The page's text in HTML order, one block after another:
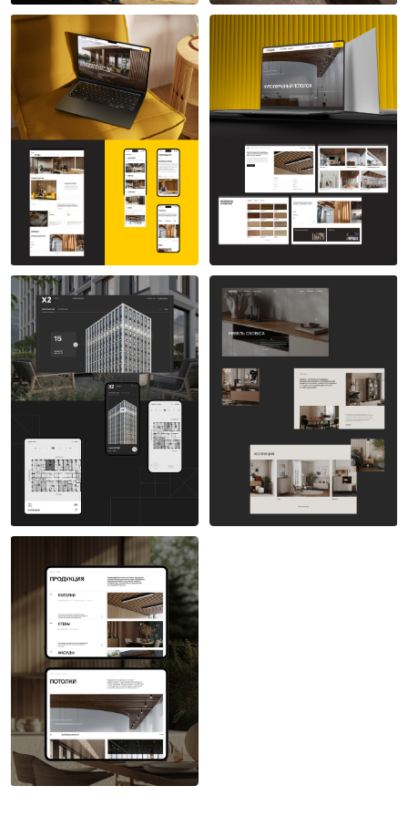
Анастасия Белянина 7 Анастасия Белянина
Анастасия Белянина
Анастасия Белянина 8